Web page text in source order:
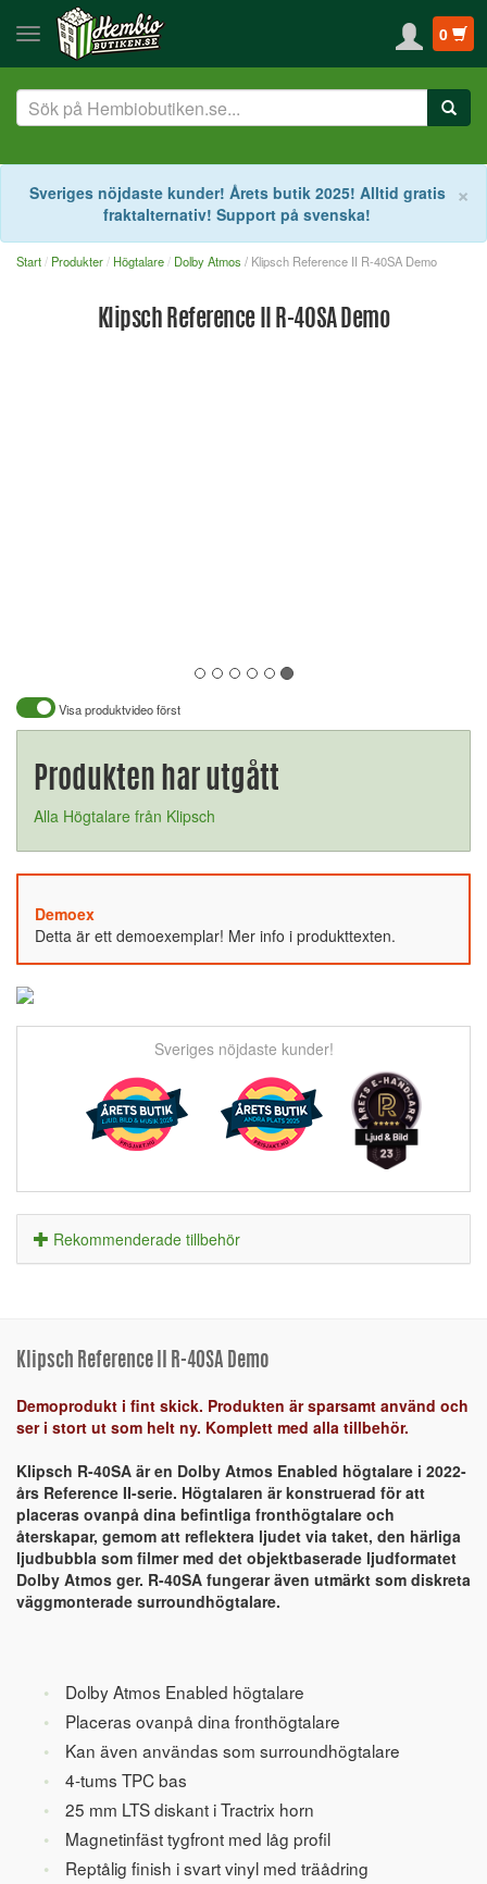
0
×
Sveriges nöjdaste kunder! Årets butik 2025! Alltid gratis
fraktalternativ! Support på svenska!
Start Produkter Högtalare Dolby Atmos / Klipsch Reference II R-40SA Demo
Klipsch Reference II R-40SA Demo
Visa produktvideo först
Produkten har utgått
Alla Högtalare från Klipsch
Demoex
Detta är ett demoexemplar! Mer info i produkttexten.
Sveriges nöjdaste kunder!
Rekommenderade tillbehör
Klipsch Reference II R-40SA Demo
Demoprodukt i fint skick. Produkten är sparsamt använd och
ser i stort ut som helt ny. Komplett med alla tillbehör.
Klipsch R-40SA är en Dolby Atmos Enabled högtalare i 2022-
års Reference II-serie. Högtalaren är konstruerad för att
placeras ovanpå dina befintliga fronthögtalare och
återskapar, gemom att reflektera ljudet via taket, den härliga
ljudbubbla som filmer med det objektbaserade ljudformatet
Dolby Atmos ger. R-40SA fungerar även utmärkt som diskreta
väggmonterade surroundhögtalare.
Dolby Atmos Enabled högtalare
Placeras ovanpå dina fronthögtalare
Kan även användas som surroundhögtalare
4-tums TPC bas
25 mm LTS diskant i Tractrix horn
Magnetinfäst tygfront med låg profil
Reptålig finish i svart vinyl med träådring